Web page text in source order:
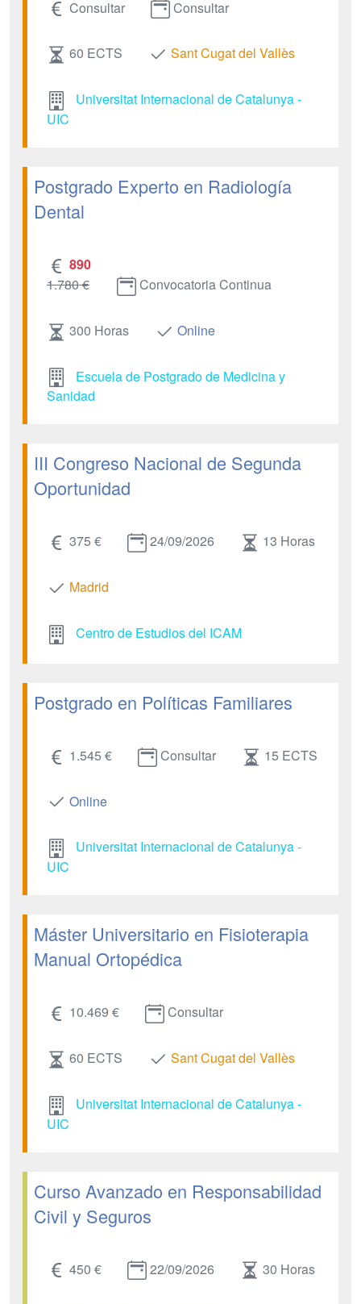
Consultar Consultar
60 ECTS Sant Cugat del Vallès
Universitat Internacional de Catalunya -
UIC
Postgrado Experto en Radiología
Dental
890
1.780 €
Convocatoria Continua
300 Horas Online
Escuela de Postgrado de Medicina y
Sanidad
III Congreso Nacional de Segunda
Oportunidad
375 € 24/09/2026 13 Horas
Madrid
Centro de Estudios del ICAM
Postgrado en Políticas Familiares
1.545 € Consultar 15 ECTS
Online
Universitat Internacional de Catalunya -
UIC
Máster Universitario en Fisioterapia
Manual Ortopédica
10.469 € Consultar
60 ECTS Sant Cugat del Vallès
Universitat Internacional de Catalunya -
UIC
Curso Avanzado en Responsabilidad
Civil y Seguros
450 € 22/09/2026 30 Horas